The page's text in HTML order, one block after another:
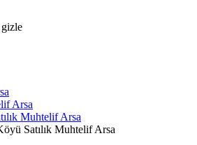
Arsa
Muhtelif Arsa
Satılık Muhtelif Arsa